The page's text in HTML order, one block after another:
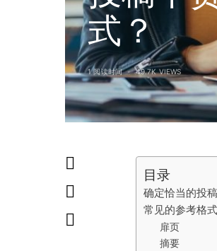
式？
1 阅读时间 49.7K VIEWS
目录
确定恰当的投
常见的参考格式
扉页
摘要